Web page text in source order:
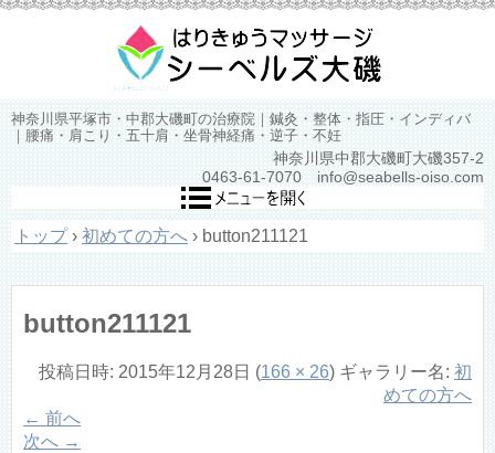
神奈川県平塚市・中郡大磯町の治療院｜鍼灸・整体・指圧・インディバ
｜腰痛・肩こり・五十肩・坐骨神経痛・逆子・不妊
神奈川県中郡大磯町大磯357-2
0463-61-7070 info@seabells-oiso.com
トップ › 初めての方へ › button211121
button211121
投稿日時: 2015年12月28日 (166 × 26) ギャラリー名: 初
めての方へ
← 前へ
次へ →